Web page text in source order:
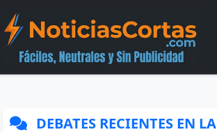
DEBATES RECIENTES EN LA